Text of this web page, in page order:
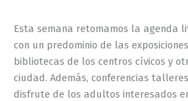
Esta semana retomamos la agenda
con un predominio de las
bibliotecas de los centros cívicos y
ciudad. Además, conferencias
disfrute de los adultos interesados